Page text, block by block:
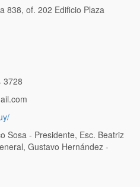
838, of. 202 Edificio Plaza
3728
Sosa - Presidente, Esc. Beatriz
Gustavo Hernández -